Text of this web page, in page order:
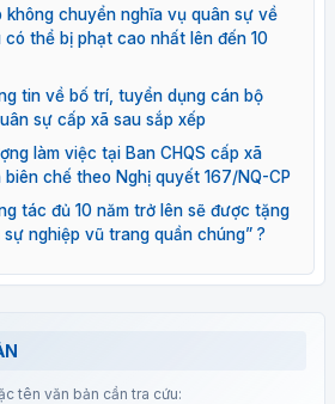
không chuyển nghĩa vụ quân sự về
có thể bị phạt cao nhất lên đến 10
tin về bố trí, tuyển dụng cán bộ
sự cấp xã sau sắp xếp
làm việc tại Ban CHQS cấp xã
chế theo Nghị quyết 167/NQ-CP
tác đủ 10 năm trở lên sẽ được tặng
sự nghiệp vũ trang quần chúng” ?
tên văn bản cần tra cứu: